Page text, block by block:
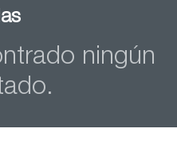
ningún